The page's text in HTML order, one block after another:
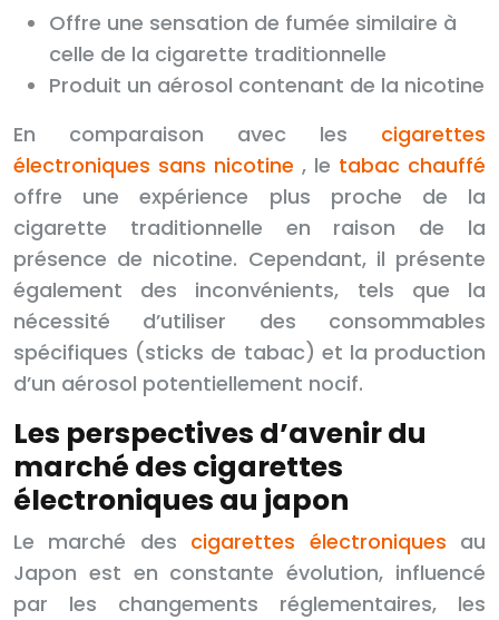
Offre une sensation de fumée similaire à
celle de la cigarette traditionnelle
Produit un aérosol contenant de la nicotine
En comparaison avec les cigarettes
électroniques sans nicotine , le tabac chauffé
offre une expérience plus proche de la
cigarette traditionnelle en raison de la
présence de nicotine. Cependant, il présente
également des inconvénients, tels que la
nécessité d’utiliser des consommables
spécifiques (sticks de tabac) et la production
d’un aérosol potentiellement nocif.
Les perspectives d’avenir du
marché des cigarettes
électroniques au japon
Le marché des cigarettes électroniques au
Japon est en constante évolution, influencé
par les changements réglementaires, les